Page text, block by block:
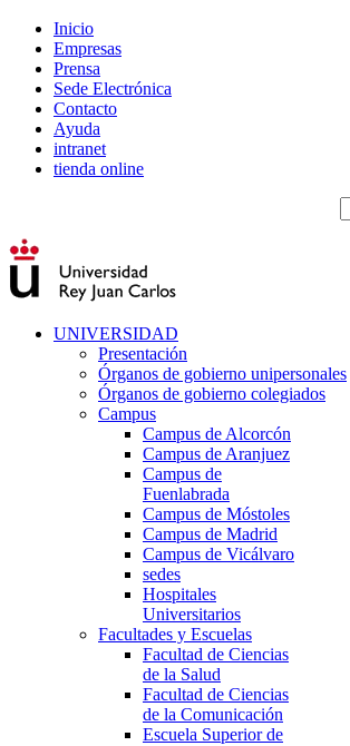
Inicio
Empresas
Prensa
Sede Electrónica
Contacto
Ayuda
intranet
tienda online
UNIVERSIDAD
Presentación
Órganos de gobierno unipersonales
Órganos de gobierno colegiados
Campus
Campus de Alcorcón
Campus de Aranjuez
Campus de
Fuenlabrada
Campus de Móstoles
Campus de Madrid
Campus de Vicálvaro
sedes
Hospitales
Universitarios
Facultades y Escuelas
Facultad de Ciencias
de la Salud
Facultad de Ciencias
de la Comunicación
Escuela Superior de